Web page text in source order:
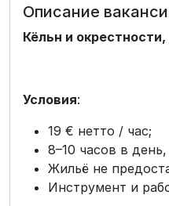
Описание
Кёльн и
Условия:
19 € нетто / час;
8–10 часов в
Жильё не
Инструмент и